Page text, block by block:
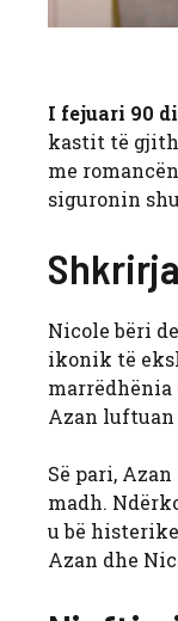
I fejuari 90
kastit të
me
siguronin
Nicole bëri
ikonik të
marrëdhënia
Azan luftuan
Së pari,
madh.
u bë
Azan dhe